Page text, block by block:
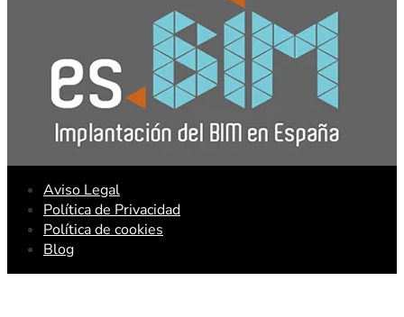
Aviso Legal
Política de Privacidad
Política de cookies
Blog